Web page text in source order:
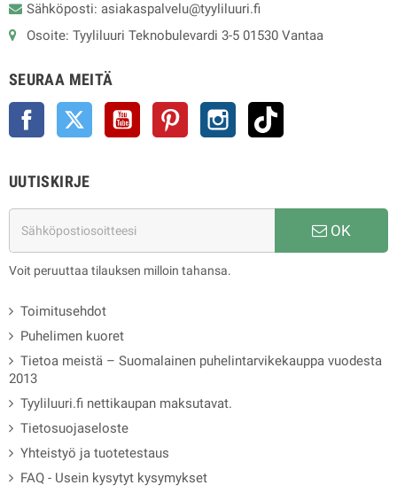
Sähköposti: asiakaspalvelu@tyyliluuri.fi
Osoite: Tyyliluuri Teknobulevardi 3-5 01530 Vantaa
SEURAA MEITÄ
Facebook Twitter YouTube Pinterest Instagram
UUTISKIRJE
OK
Voit peruuttaa tilauksen milloin tahansa.
Toimitusehdot
Puhelimen kuoret
Tietoa meistä – Suomalainen puhelintarvikekauppa vuodesta
2013
Tyyliluuri.fi nettikaupan maksutavat.
Tietosuojaseloste
Yhteistyö ja tuotetestaus
FAQ - Usein kysytyt kysymykset